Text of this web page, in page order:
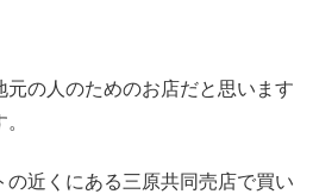
元の人のためのお店だと思います
近くにある三原共同売店で買い